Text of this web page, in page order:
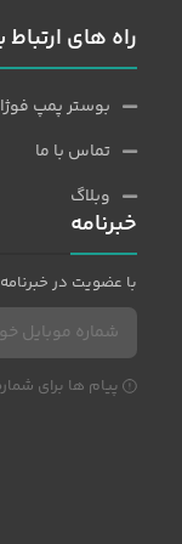
راه های ارتباط
بوستر پمپ
تماس با ما
وبلاگ
خبرنامه
با عضویت در
پیام ها برای